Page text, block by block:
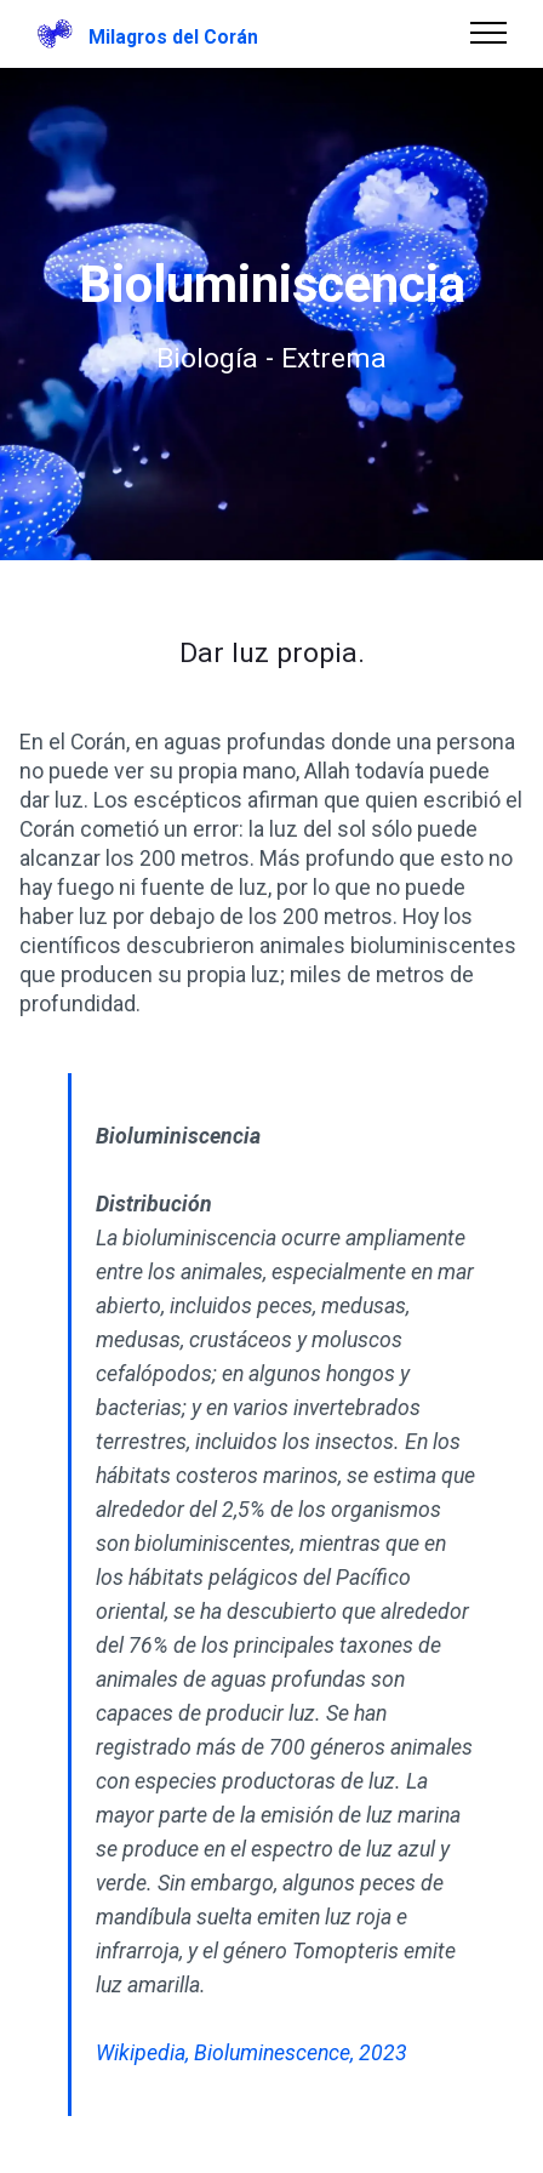
Milagros del Corán
Bioluminiscencia
Biología - Extrema
Dar luz propia.
En el Corán, en aguas profundas donde una persona
no puede ver su propia mano, Allah todavía puede
dar luz. Los escépticos afirman que quien escribió el
Corán cometió un error: la luz del sol sólo puede
alcanzar los 200 metros. Más profundo que esto no
hay fuego ni fuente de luz, por lo que no puede
haber luz por debajo de los 200 metros. Hoy los
científicos descubrieron animales bioluminiscentes
que producen su propia luz; miles de metros de
profundidad.
Bioluminiscencia
Distribución
La bioluminiscencia ocurre ampliamente
entre los animales, especialmente en mar
abierto, incluidos peces, medusas,
medusas, crustáceos y moluscos
cefalópodos; en algunos hongos y
bacterias; y en varios invertebrados
terrestres, incluidos los insectos. En los
hábitats costeros marinos, se estima que
alrededor del 2,5% de los organismos
son bioluminiscentes, mientras que en
los hábitats pelágicos del Pacífico
oriental, se ha descubierto que alrededor
del 76% de los principales taxones de
animales de aguas profundas son
capaces de producir luz. Se han
registrado más de 700 géneros animales
con especies productoras de luz. La
mayor parte de la emisión de luz marina
se produce en el espectro de luz azul y
verde. Sin embargo, algunos peces de
mandíbula suelta emiten luz roja e
infrarroja, y el género Tomopteris emite
luz amarilla.
Wikipedia, Bioluminescence, 2023